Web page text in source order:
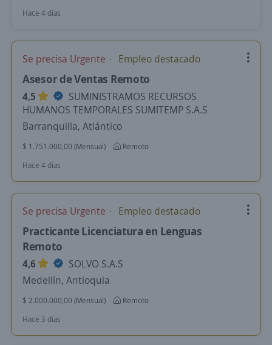
Hace 4 días
Se precisa Urgente Empleo destacado
Asesor de Ventas Remoto
4,5
SUMINISTRAMOS RECURSOS
HUMANOS TEMPORALES SUMITEMP S.A.S
Barranquilla, Atlántico
$ 1.751.000,00 (Mensual)
Remoto
Hace 4 días
Se precisa Urgente Empleo destacado
Practicante Licenciatura en Lenguas
Remoto
4,6
SOLVO S.A.S
Medellín, Antioquia
$ 2.000.000,00 (Mensual)
Remoto
Hace 3 días